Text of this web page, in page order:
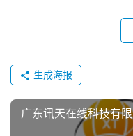
生成海报
广东讯天在线科技有